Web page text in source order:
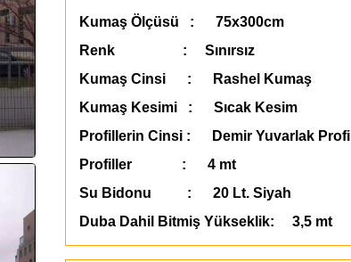
Kumaş Ölçüsü : 75x300cm
Renk : Sınırsız
Kumaş Cinsi : Rashel Kumaş
Kumaş Kesimi : Sıcak Kesim
Profillerin Cinsi : Demir Yuvarlak Profil
Profiller : 4 mt
Su Bidonu : 20 Lt. Siyah
Duba Dahil Bitmiş Yükseklik: 3,5 mt